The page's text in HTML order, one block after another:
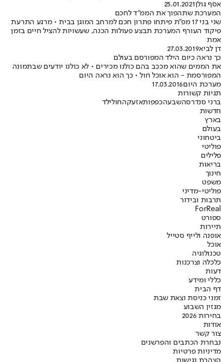
אסף גולן25.01.2021
המערכת שתהפוך את הממ"ד לחכם
שני בני 17 מפ"ת פיתחו פתרון חכם למרחב המוגן בבית • מרגע התרעת
פיקוד העורף המערכת תבצע פעולות הכנה, שעשויות להציל חיים בזמן
אמת
דן לביא27.03.2019
כך נראה כיום הילד המפורסם בעולם
את הממים שהוא מככב בהם כולנו מכירים • לא כולנו יודעים שבתמונה
המפורסמת - הוא אוכל חול • כך הוא נראה היום
מערכת היום17.03.2016
תגיות קשורות
ברני סנדרסהשבעהכפפותאזעקהחולילד
חדשות
בארץ
בעולם
ביטחוני
פוליטי
פלילים
בריאות
חינוך
משפט
פוליטי-מדיני
תרבות ובידור
ForReal
ספורט
תיירות
אופנה ולייף סטייל
אוכל
טכנולוגיה
כלכלה וצרכנות
דעות
כללי ומידע
דף הבית
זמני כניסת וצאת שבת
מגזין השבוע
בחירות 2026
אודות
צור קשר
נבחרת הכתבים והפרשנים
מדיניות פרטיות